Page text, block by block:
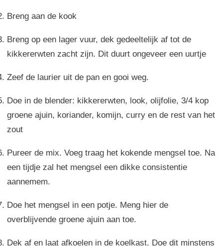
Breng aan de kook
Breng op een lager vuur, dek gedeeltelijk af tot de
kikkererwten zacht zijn. Dit duurt ongeveer een uurtje
Zeef de laurier uit de pan en gooi weg.
Doe in de blender: kikkererwten, look, olijfolie, 3/4 kop
groene ajuin, koriander, komijn, curry en de rest van het
zout
Pureer de mix. Voeg traag het kokende mengsel toe. Na
een tijdje zal het mengsel een dikke consistentie
aannemem.
Doe het mengsel in een potje. Meng hier de
overblijvende groene ajuin aan toe.
Dek af en laat afkoelen in de koelkast. Doe dit minstens